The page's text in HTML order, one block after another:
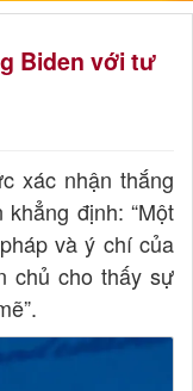
Biden với tư
xác nhận thắng
định: “Một
và ý chí của
chủ cho thấy sự